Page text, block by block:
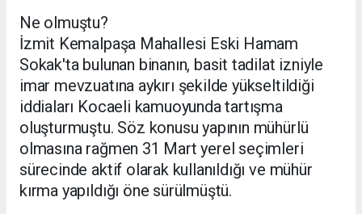
Ne olmuştu?
İzmit Kemalpaşa Mahallesi Eski Hamam
Sokak'ta bulunan binanın, basit tadilat izniyle
imar mevzuatına aykırı şekilde yükseltildiği
iddiaları Kocaeli kamuoyunda tartışma
oluşturmuştu. Söz konusu yapının mühürlü
olmasına rağmen 31 Mart yerel seçimleri
sürecinde aktif olarak kullanıldığı ve mühür
kırma yapıldığı öne sürülmüştü.